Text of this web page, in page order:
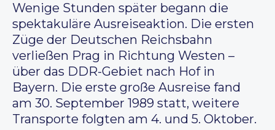
Wenige Stunden später begann die
spektakuläre Ausreiseaktion. Die ersten
Züge der Deutschen Reichsbahn
verließen Prag in Richtung Westen –
über das DDR-Gebiet nach Hof in
Bayern. Die erste große Ausreise fand
am 30. September 1989 statt, weitere
Transporte folgten am 4. und 5. Oktober.